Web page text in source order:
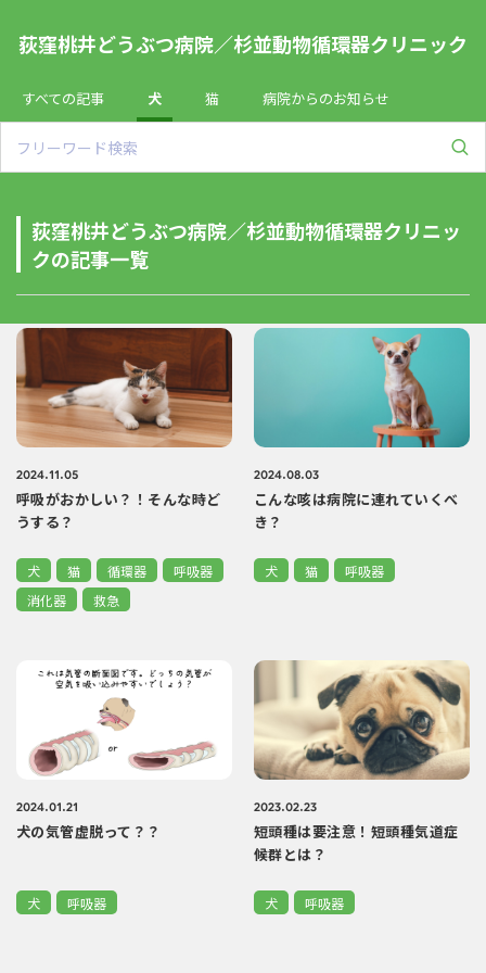
荻窪桃井どうぶつ病院／杉並動物循環器クリニック
すべての記事 犬 猫 病院からのお知らせ
荻窪桃井どうぶつ病院／杉並動物循環器クリニッ
クの記事一覧
2024.11.05
呼吸がおかしい？！そんな時ど
うする？
犬 猫 循環器
呼吸器
消化器
救急
2024.08.03
こんな咳は病院に連れていくべ
き？
犬 猫 呼吸器
2024.01.21
犬の気管虚脱って？？
犬 呼吸器
2023.02.23
短頭種は要注意！短頭種気道症
候群とは？
犬 呼吸器